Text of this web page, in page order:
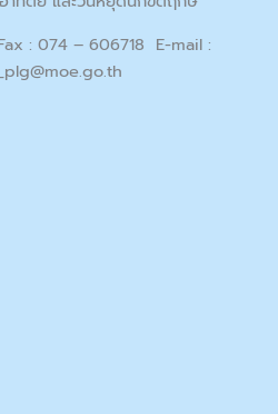
: 074 – 606718 E-mail :